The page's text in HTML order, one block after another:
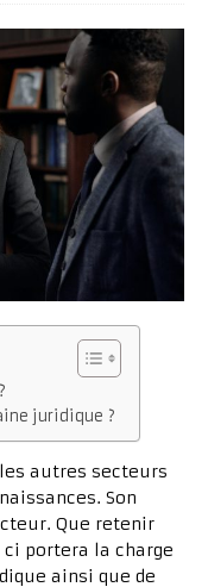
juridique ?
autres secteurs
Son
Que retenir
portera la charge
ainsi que de